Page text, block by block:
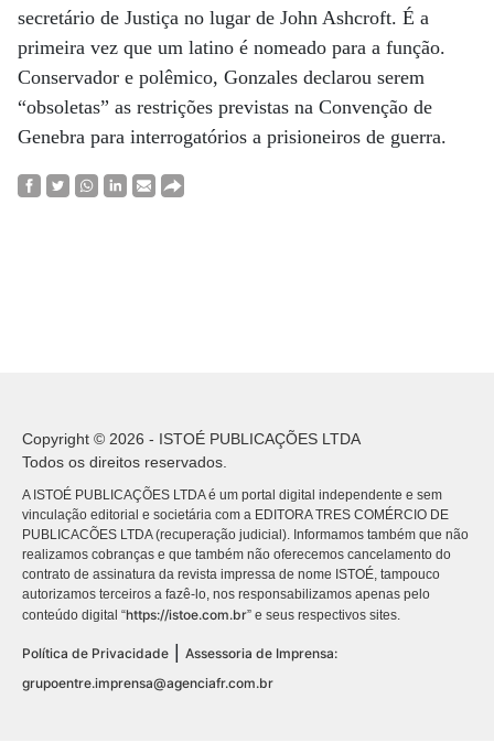
secretário de Justiça no lugar de John Ashcroft. É a
primeira vez que um latino é nomeado para a função.
Conservador e polêmico, Gonzales declarou serem
“obsoletas” as restrições previstas na Convenção de
Genebra para interrogatórios a prisioneiros de guerra.
Copyright © 2026 - ISTOÉ PUBLICAÇÕES LTDA
Todos os direitos reservados.
A ISTOÉ PUBLICAÇÕES LTDA é um portal digital independente e sem
vinculação editorial e societária com a EDITORA TRES COMÉRCIO DE
PUBLICACÕES LTDA (recuperação judicial). Informamos também que não
realizamos cobranças e que também não oferecemos cancelamento do
contrato de assinatura da revista impressa de nome ISTOÉ, tampouco
autorizamos terceiros a fazê-lo, nos responsabilizamos apenas pelo
conteúdo digital “https://istoe.com.br” e seus respectivos sites.
Política de Privacidade
Assessoria de Imprensa:
grupoentre.imprensa@agenciafr.com.br